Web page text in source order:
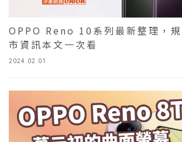
2024.02.01
OPPO Reno 10系列最新整理，
市資訊本文一次看